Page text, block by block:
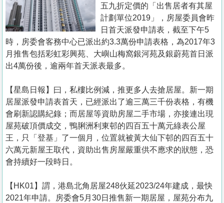
手
冊
關
於
我
們
五九折定價的「出售居者有其屋
計劃單位2019」，房屋委員會昨
日首天派發申請表，截至下午5
時，房委會客務中心已派出約3.3萬份申請表格，為2017年3
月推售包括彩虹彩興苑、大嶼山梅窩銀河苑及銀蔚苑首日派
出4萬份後，逾兩年首天派表最多。
【星島日報】曰，私樓比例減，推更多人去搶居屋。新一期
居屋派發申請表首天，已經派出了逾三萬三千份表格，有機
會刷新認購紀錄；而居屋等資助房屋二手市場，亦接連出現
屋苑破頂價成交，鴨脷洲利東邨的四百五十萬元綠表公屋
王，只「登基」了一個月，位置就被黃大仙下邨的四百五十
六萬元新屋王取代，資助出售房屋嚴重供不應求的狀態，恐
會持續好一段時日。
【HK01】謂，港島北角居屋248伙延2023/24年建成，最快
2021年申請。房委會5月30日推售新一期居屋，屋苑分布九